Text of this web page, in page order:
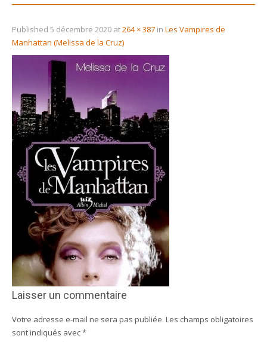
Published 5 décembre 2020 at264 × 387 in Les Vampires de
Manhattan (Melissa de la Cruz)
Laisser un commentaire
Votre adresse e-mail ne sera pas publiée. Les champs obligatoires
sont indiqués avec*